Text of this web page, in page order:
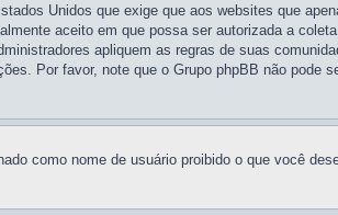
Unidos que exige que aos websites que
aceito em que possa ser autorizada a
apliquem as regras de suas
Por favor, note que o Grupo phpBB não
como nome de usuário proibido o que você